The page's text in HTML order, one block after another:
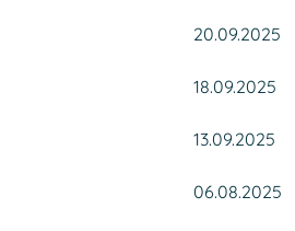
20.09.2025
18.09.2025
13.09.2025
06.08.2025